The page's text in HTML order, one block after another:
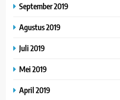
September 2019
Agustus 2019
Juli 2019
Mei 2019
April 2019